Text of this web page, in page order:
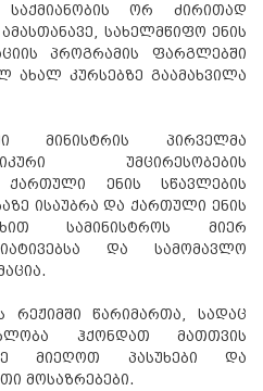
ორ ძირითად
სახელმწიფო ენის
პროგრამის ფარგლებში
ახალ კურსებზე გაამახვილა
მინისტრის პირველმა
უმცირესობების
ქართული ენის სწავლების
ისაუბრა და ქართული ენის
სამინისტროს მიერ
და სამომავლო
რეჟიმში წარიმართა, სადაც
ჰქონდათ მათთვის
მიეღოთ პასუხები და
მოსაზრებები.